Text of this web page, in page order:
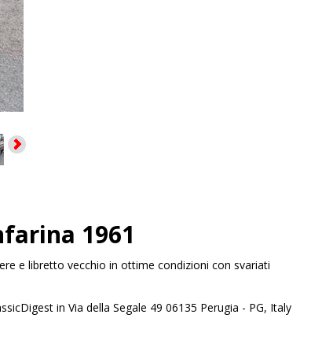
1961
e libretto vecchio in ottime condizioni con svariati
in Via della Segale 49 06135 Perugia - PG, Italy